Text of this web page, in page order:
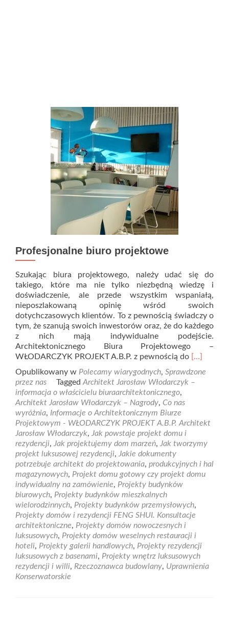
Profesjonalne biuro projektowe
Szukając biura projektowego, należy udać się do
takiego, które ma nie tylko niezbędną wiedzę i
doświadczenie, ale przede wszystkim wspaniałą,
nieposzlakowaną opinię wśród swoich
dotychczasowych klientów. To z pewnością świadczy o
tym, że szanują swoich inwestorów oraz, że do każdego
z nich mają indywidualne podejście.
Architektonicznego Biura Projektowego –
WŁODARCZYK PROJEKT A.B.P. z pewnością do Read
about
[…]
Opublikowany w Polecamy wiarygodnych, Sprawdzone
przez nas
Tagged Architekt Jarosław Włodarczyk –
informacja o właścicielu biuraarchitektonicznego,
Architekt Jarosław Włodarczyk – Nagrody, Co nas
wyróżnia, Informacje o Architektonicznym Biurze
Projektowym - WŁODARCZYK PROJEKT A.B.P. Architekt
Jarosław Włodarczyk, Jak powstaje projekt domu i
rezydencji, Jak projektujemy dom marzeń, Jak tworzymy
projekt luksusowej rezydencji, Jakie dokumenty
potrzebuje architekt do projektowania, produkcyjnych i hal
magazynowych, Projekt domu gotowy czy projekt domu
indywidualny na zamówienie, Projekty budynków
biurowych, Projekty budynków mieszkalnych
wielorodzinnych, Projekty budynków przemysłowych,
Projekty domów i rezydencji FENG SHUI. Konsultacje
architektoniczne, Projekty domów nowoczesnych i
luksusowych, Projekty domów weselnych restauracji i
hoteli, Projekty galerii handlowych, Projekty rezydencji
luksusowych z basenami, Projekty wnętrz luksusowych
rezydencji i willi, Rzeczoznawca budowlany, Uprawnienia
Konserwatorskie